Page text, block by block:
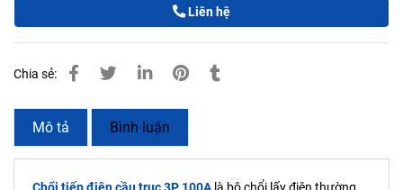
Liên hệ
Chia sẻ:
Mô tả Bình luận